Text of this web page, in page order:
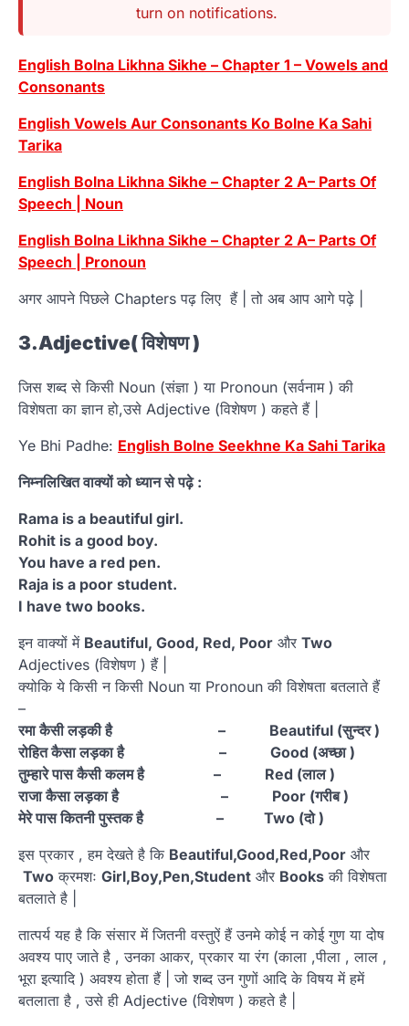
turn on notifications.
English Bolna Likhna Sikhe – Chapter 1 – Vowels and
Consonants
English Vowels Aur Consonants Ko Bolne Ka Sahi
Tarika
English Bolna Likhna Sikhe – Chapter 2 A– Parts Of
Speech | Noun
English Bolna Likhna Sikhe – Chapter 2 A– Parts Of
Speech | Pronoun
अगर आपने पिछले Chapters पढ़ लिए हैं | तो अब आप आगे पढ़े |
3.Adjective( विशेषण )
जिस शब्द से किसी Noun (संज्ञा ) या Pronoun (सर्वनाम ) की
विशेषता का ज्ञान हो,उसे Adjective (विशेषण ) कहते हैं |
Ye Bhi Padhe: English Bolne Seekhne Ka Sahi Tarika
निम्नलिखित वाक्यों को ध्यान से पढ़े :
Rama is a beautiful girl.
Rohit is a good boy.
You have a red pen.
Raja is a poor student.
I have two books.
इन वाक्यों में Beautiful, Good, Red, Poor और Two
Adjectives (विशेषण ) हैं |
क्योकि ये किसी न किसी Noun या Pronoun की विशेषता बतलाते हैं
–
रमा कैसी लड़की है – Beautiful (सुन्दर )
रोहित कैसा लड़का है – Good (अच्छा )
तुम्हारे पास कैसी कलम है – Red (लाल )
राजा कैसा लड़का है – Poor (गरीब )
मेरे पास कितनी पुस्तक है – Two (दो )
इस प्रकार , हम देखते है कि Beautiful,Good,Red,Poor और
Two क्रमशः Girl,Boy,Pen,Student और Books की विशेषता
बतलाते है |
तात्पर्य यह है कि संसार में जितनी वस्तुऐं हैं उनमे कोई न कोई गुण या दोष
अवश्य पाए जाते है , उनका आकर, प्रकार या रंग (काला ,पीला , लाल ,
भूरा इत्यादि ) अवश्य होता हैं | जो शब्द उन गुणों आदि के विषय में हमें
बतलाता है , उसे ही Adjective (विशेषण ) कहते है |